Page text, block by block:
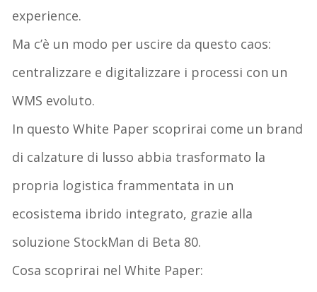
experience.
Ma c’è un modo per uscire da questo caos:
centralizzare e digitalizzare i processi con un
WMS evoluto.
In questo White Paper scoprirai come un brand
di calzature di lusso abbia trasformato la
propria logistica frammentata in un
ecosistema ibrido integrato, grazie alla
soluzione StockMan di Beta 80.
Cosa scoprirai nel White Paper: